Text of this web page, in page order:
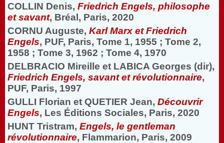
COLLIN Denis, Friedrich Engels, philosophe
et savant, Bréal, Paris, 2020
CORNU Auguste, Karl Marx et Friedrich
Engels, PUF, Paris, Tome 1, 1955 ; Tome 2,
1958 ; Tome 3, 1962 ; Tome 4, 1970
DELBRACIO Mireille et LABICA Georges (dir),
Friedrich Engels, savant et révolutionnaire,
PUF, Paris, 1997
GULLI Florian et QUETIER Jean, Découvrir
Engels, Les Éditions Sociales, Paris, 2020
HUNT Tristram, Engels, le gentleman
révolutionnaire, Flammarion, Paris, 2009